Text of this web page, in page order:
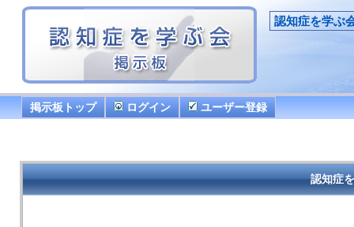
認知症を学ぶ
掲示板トップ ログイン ユーザー登録
認知症